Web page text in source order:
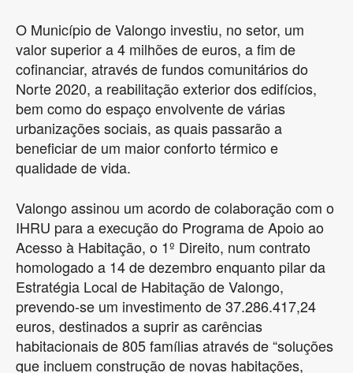
O Município de Valongo investiu, no setor, um
valor superior a 4 milhões de euros, a fim de
cofinanciar, através de fundos comunitários do
Norte 2020, a reabilitação exterior dos edifícios,
bem como do espaço envolvente de várias
urbanizações sociais, as quais passarão a
beneficiar de um maior conforto térmico e
qualidade de vida.
Valongo assinou um acordo de colaboração com o
IHRU para a execução do Programa de Apoio ao
Acesso à Habitação, o 1º Direito, num contrato
homologado a 14 de dezembro enquanto pilar da
Estratégia Local de Habitação de Valongo,
prevendo-se um investimento de 37.286.417,24
euros, destinados a suprir as carências
habitacionais de 805 famílias através de “soluções
que incluem construção de novas habitações,